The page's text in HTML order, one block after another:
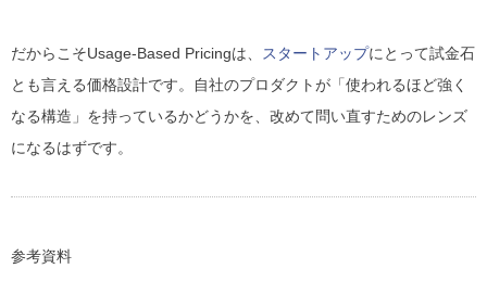
だからこそUsage-Based Pricingは、 スタートアップにとって試金石
とも言える価格設計です。自社のプロダクトが「使われるほど強く
なる構造」を持っているかどうかを、改めて問い直すためのレンズ
になるはずです。
参考資料